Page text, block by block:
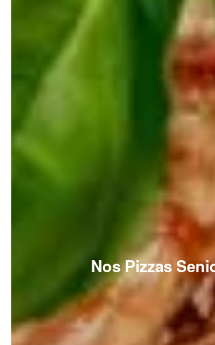
Nos Pizzas